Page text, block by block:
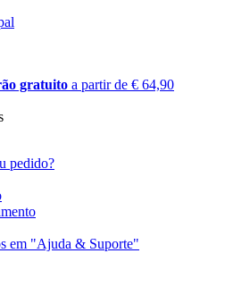
gratuito a partir de € 64,90
pedido?
em "Ajuda & Suporte"